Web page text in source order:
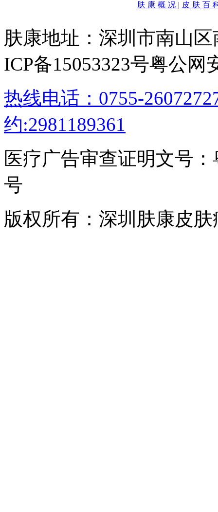
肤康概况 | 皮肤百
肤康地址：深圳市南山
ICP备15053323号粤公网
热线电话：0755-
约:2981189361
医疗广告审查证明文号
号
版权所有：深圳肤康皮